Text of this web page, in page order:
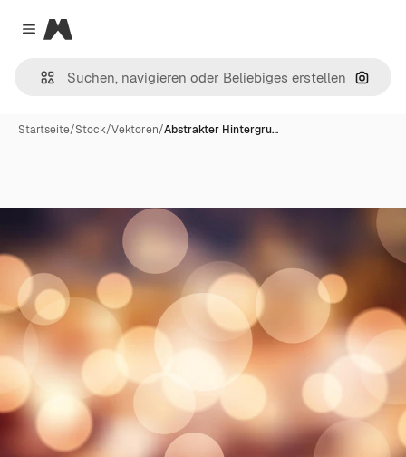
Close menu
Magnific
Nach
Startseite/Stock/Vektoren/Abstrakter Hintergru…